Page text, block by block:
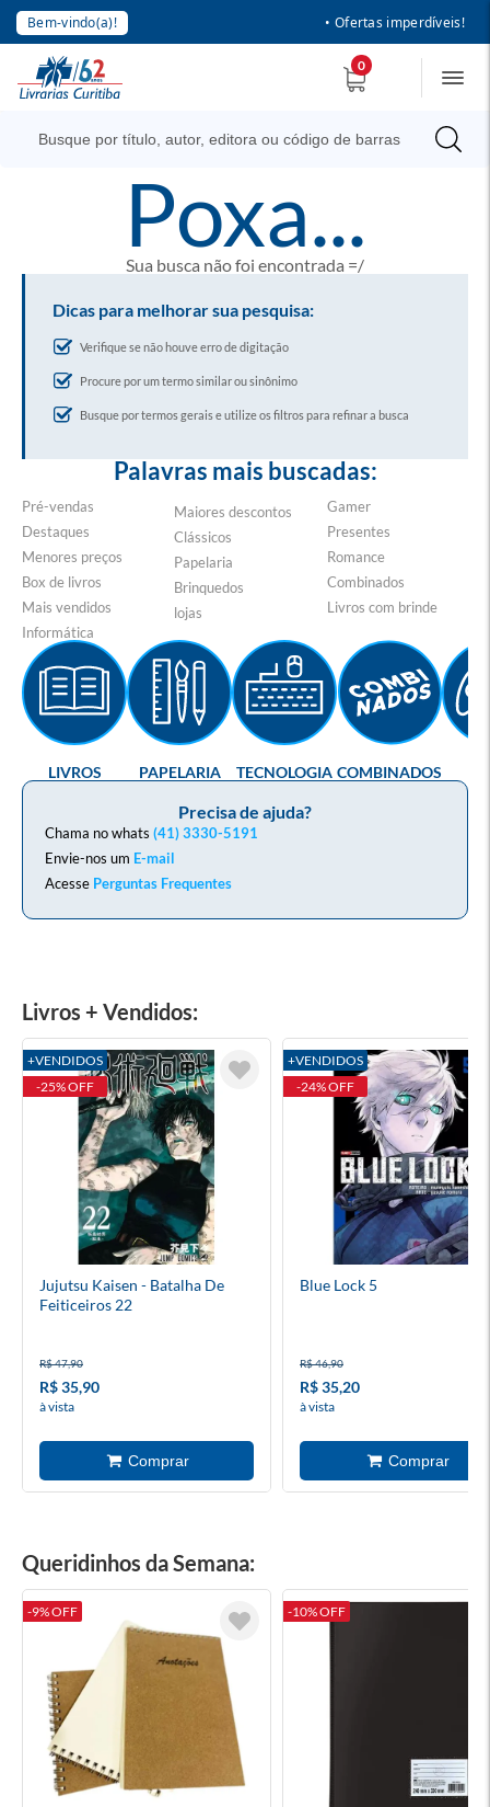
Bem-vindo(a)! • Ofertas imperdíveis!
0
poxa...
Sua busca não foi encontrada =/
Dicas para melhorar sua pesquisa:
Verifique se não houve erro de digitação
Procure por um termo similar ou sinônimo
Busque por termos gerais e utilize os filtros para refinar a busca
Palavras mais buscadas:
Pré-vendas
Destaques
Menores preços
Box de livros
Mais vendidos
Informática
Maiores descontos
Clássicos
Papelaria
Brinquedos
lojas
Gamer
Presentes
Romance
Combinados
Livros com brinde
Precisa de ajuda?
Chama no whats (41) 3330-5191
Envie-nos um E-mail
Acesse Perguntas Frequentes
LIVROS PAPELARIA TECNOLOGIA COMBINADOS
Livros + Vendidos:
+VENDIDOS
-25% OFF
Jujutsu Kaisen - Batalha De
Feiticeiros 22
R$ 47,90
R$ 35,90
à vista
+VENDIDOS
-24% OFF
Blue Lock 5
R$ 46,90
R$ 35,20
à vista
Queridinhos da Semana:
-9% OFF -10% OFF